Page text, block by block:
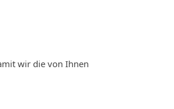
wir die von Ihnen